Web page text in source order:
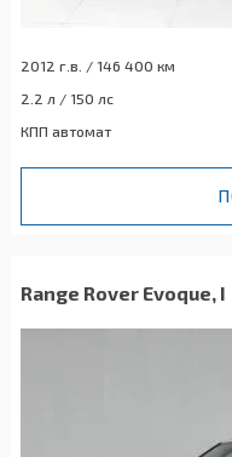
2012 г.в. / 146 400 км
2.2 л / 150 лс
КПП автомат
Range Rover Evoque, I